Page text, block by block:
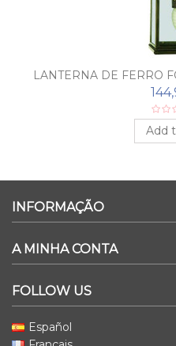
LANTERNA DE FERRO
Add
INFORMAÇÃO
A MINHA CONTA
FOLLOW US
Español